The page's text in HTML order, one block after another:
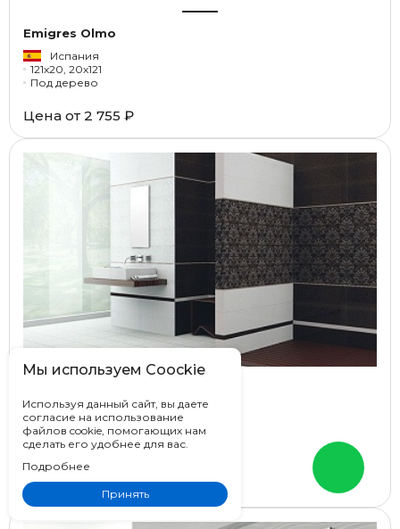
Emigres Olmo
Испания
121x20, 20x121
Под дерево
Цена от 2 755 ₽
Emigres Opera
Испания
31.6x31.6
Под текстиль, Моноколор
Цена от500 ₽
Мы используем Coockie
Используя данный сайт, вы даете
согласие на использование
файлов cookie, помогающих нам
сделать его удобнее для вас.
Подробнее
Принять